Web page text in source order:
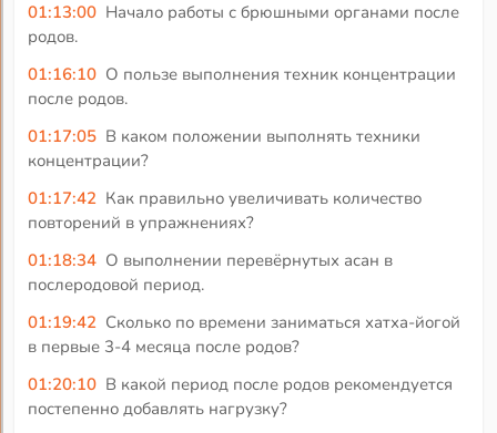
01:13:00 Начало работы с брюшными органами после
родов.
01:16:10 О пользе выполнения техник концентрации
после родов.
01:17:05 В каком положении выполнять техники
концентрации?
01:17:42 Как правильно увеличивать количество
повторений в упражнениях?
01:18:34 О выполнении перевёрнутых асан в
послеродовой период.
01:19:42 Сколько по времени заниматься хатха-йогой
в первые 3-4 месяца после родов?
01:20:10 В какой период после родов рекомендуется
постепенно добавлять нагрузку?